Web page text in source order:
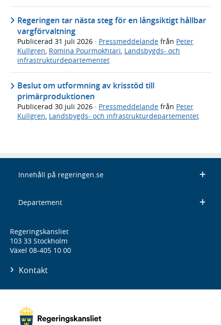
Regeringen tar nästa steg för en långsiktigt hållbar
vargförvaltning
Publicerad 31 juli 2026 · Pressmeddelande från Peter
Kullgren Romina Pourmokhtari Landsbygds- och
infrastrukturdepartementet
Beslut om utformning av krisstöd till
primärproduktionen
Publicerad 30 juli 2026 · Pressmeddelande från Peter
Kullgren, Landsbygds- och infrastrukturdepartementet
Innehåll på regeringen.se
Departement
Regeringskansliet
103 33 Stockholm
Växel 08-405 10 00
Kontakt